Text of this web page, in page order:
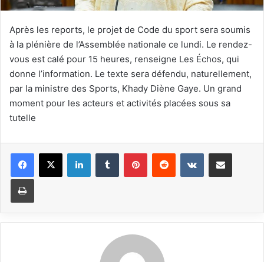
Après les reports, le projet de Code du sport sera soumis
à la plénière de l’Assemblée nationale ce lundi. Le rendez-
vous est calé pour 15 heures, renseigne Les Échos, qui
donne l’information. Le texte sera défendu, naturellement,
par la ministre des Sports, Khady Diène Gaye. Un grand
moment pour les acteurs et activités placées sous sa
tutelle
LinkedinTumblr PinterestReddit VKontaktePartager par email
Imprimer